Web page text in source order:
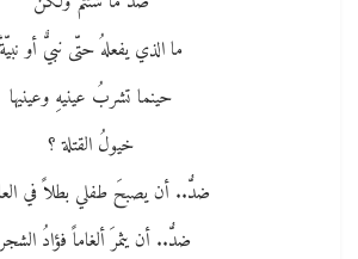
ما الذي يفعلهُ حتّى نبيٌّ أو نبيّةْ
حينما تشربُ عينيهِ وعينيها
خيولُ القتلة ؟
ضدُّ.. أن يصبحَ طفلي بطلاً في
ضدُّ.. أن يثمرَ ألغاماً فؤادُ